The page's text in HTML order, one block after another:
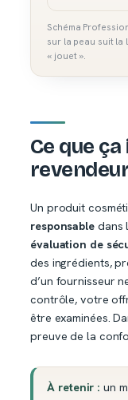
Schéma
sur la peau suit la
« jouet ».
Ce que
Un produit
responsabledans
évaluation de
des ingrédients,
d’un fournisseur
contrôle, votre
être examinées.
preuve de la
À retenir : un